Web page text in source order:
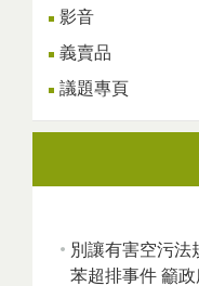
影音
義賣品
議題專頁
別讓有害空污法
苯超排事件 籲